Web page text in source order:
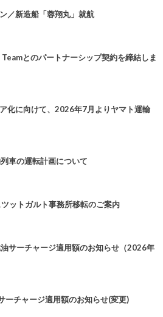
／新造船「蓉翔丸」就航
とのパートナーシップ契約を締結しま
化に向けて、2026年7月よりヤマト運輸
車の運転計画について
ットガルト事務所移転のご案内
サーチャージ適用額のお知らせ（2026年
チャージ適用額のお知らせ(変更)